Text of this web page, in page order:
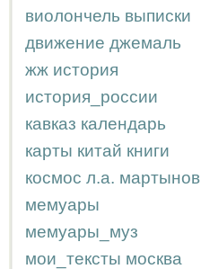
виолончель выписки
движение джемаль
жж история
история_россии
кавказ календарь
карты китай книги
космос л.а. мартынов
мемуары
мемуары_муз
мои_тексты москва